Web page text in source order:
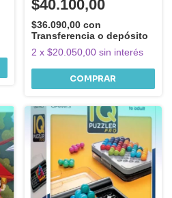
$40.100,00
$36.090,00 con
Transferencia o depósito
2 x $20.050,00 sin interés